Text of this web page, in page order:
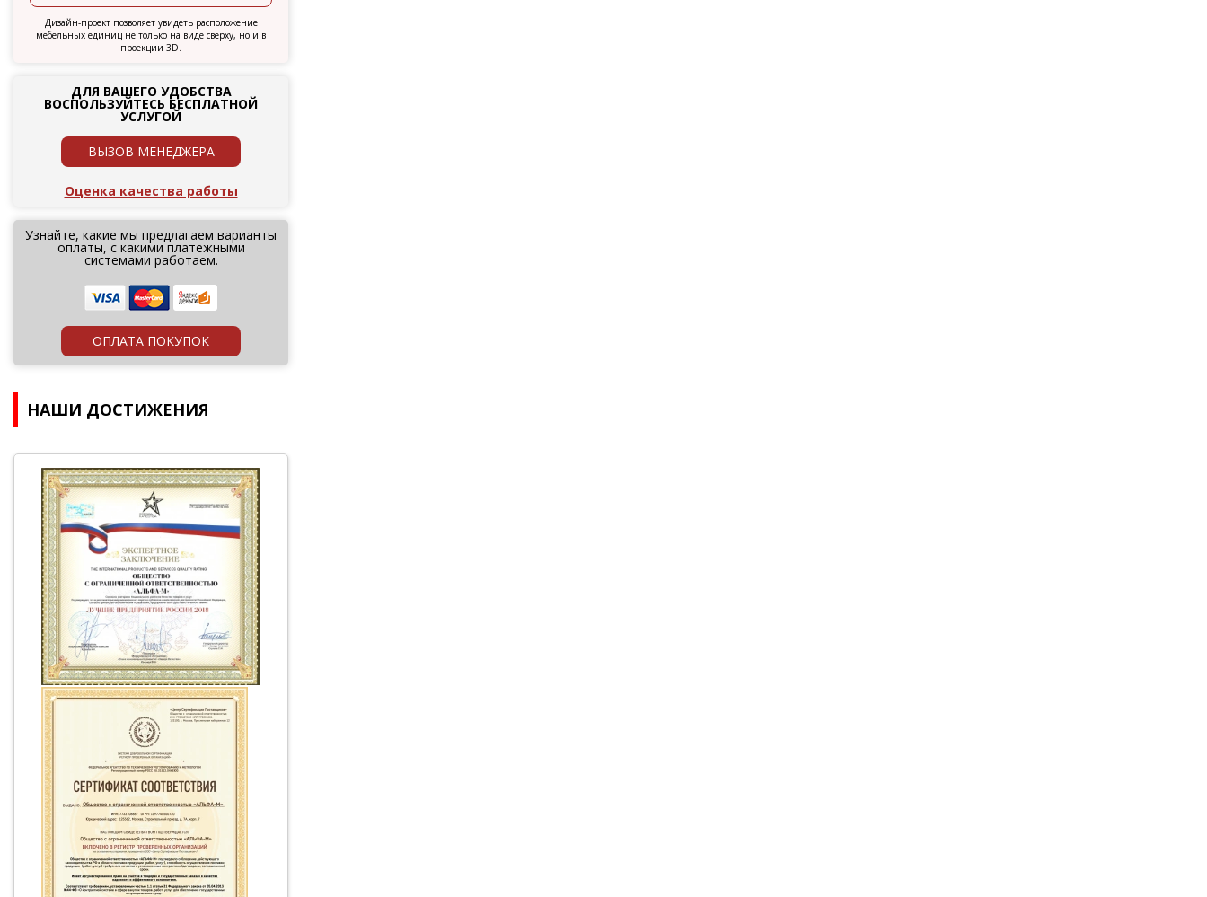
Дизайн-проект позволяет увидеть расположение
мебельных единиц не только на виде сверху, но и в
проекции 3D.
ДЛЯ ВАШЕГО УДОБСТВА
ВОСПОЛЬЗУЙТЕСЬ БЕСПЛАТНОЙ
УСЛУГОЙ
ВЫЗОВ МЕНЕДЖЕРА
Оценка качества работы
Узнайте, какие мы предлагаем варианты
оплаты, с какими платежными
системами работаем.
ОПЛАТА ПОКУПОК
НАШИ ДОСТИЖЕНИЯ